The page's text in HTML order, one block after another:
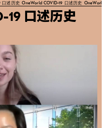
口述历史 OneWorld COVID-19 口述历史 OneWorld
19 口述历史